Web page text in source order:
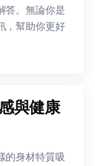
答。無論你是
，幫助你更好
與健康
的身材特質吸